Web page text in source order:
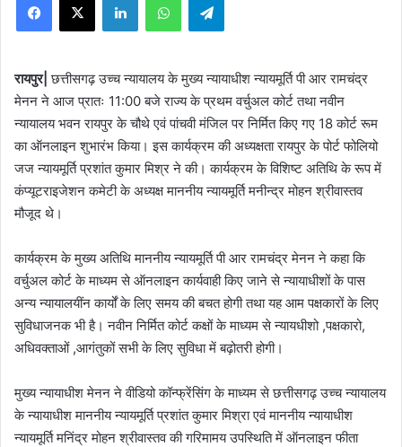
रायपुर|छत्तीसगढ़ उच्च न्यायालय के मुख्य न्यायाधीश न्यायमूर्ति पी आर रामचंद्र
मेनन ने आज प्रातः 11:00 बजे राज्य के प्रथम वर्चुअल कोर्ट तथा नवीन
न्यायालय भवन रायपुर के चौथे एवं पांचवी मंजिल पर निर्मित किए गए 18 कोर्ट रूम
का ऑनलाइन शुभारंभ किया। इस कार्यक्रम की अध्यक्षता रायपुर के पोर्ट फोलियो
जज न्यायमूर्ति प्रशांत कुमार मिश्र ने की। कार्यक्रम के विशिष्ट अतिथि के रूप में
कंप्यूटराइजेशन कमेटी के अध्यक्ष माननीय न्यायमूर्ति मनीन्द्र मोहन श्रीवास्तव
मौजूद थे।
कार्यक्रम के मुख्य अतिथि माननीय न्यायमूर्ति पी आर रामचंद्र मेनन ने कहा कि
वर्चुअल कोर्ट के माध्यम से ऑनलाइन कार्यवाही किए जाने से न्यायाधीशों के पास
अन्य न्यायालयींन कार्यों के लिए समय की बचत होगी तथा यह आम पक्षकारों के लिए
सुविधाजनक भी है। नवीन निर्मित कोर्ट कक्षों के माध्यम से न्यायधीशो ,पक्षकारो,
अधिवक्ताओं ,आगंतुकों सभी के लिए सुविधा में बढ़ोतरी होगी।
मुख्य न्यायाधीश मेनन ने वीडियो कॉन्फ्रेंसिंग के माध्यम से छत्तीसगढ़ उच्च न्यायालय
के न्यायाधीश माननीय न्यायमूर्ति प्रशांत कुमार मिश्रा एवं माननीय न्यायाधीश
न्यायमूर्ति मनिंद्र मोहन श्रीवास्तव की गरिमामय उपस्थिति में ऑनलाइन फीता